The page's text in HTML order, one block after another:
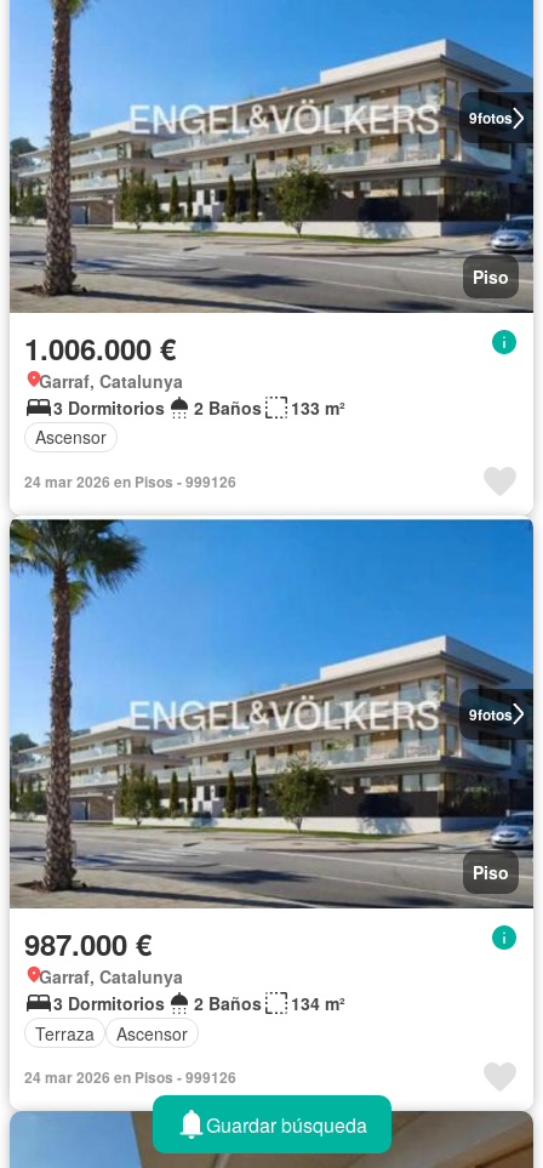
9fotos
Piso
1.006.000 €
Garraf, Catalunya
3 Dormitorios
2 Baños
133 m²
Ascensor
24 mar 2026 en Pisos - 999126
9fotos
Piso
987.000 €
Garraf, Catalunya
3 Dormitorios
2 Baños
134 m²
Terraza
Ascensor
24 mar 2026 en Pisos - 999126
Guardar búsqueda